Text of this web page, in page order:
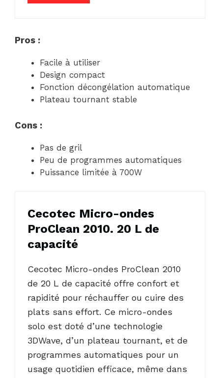
Pros :
Facile à utiliser
Design compact
Fonction décongélation automatique
Plateau tournant stable
Cons :
Pas de gril
Peu de programmes automatiques
Puissance limitée à 700W
Cecotec Micro-ondes
ProClean 2010. 20 L de
capacité
Cecotec Micro-ondes ProClean 2010
de 20 L de capacité offre confort et
rapidité pour réchauffer ou cuire des
plats sans effort. Ce micro-ondes
solo est doté d’une technologie
3DWave, d’un plateau tournant, et de
programmes automatiques pour un
usage quotidien efficace, même dans